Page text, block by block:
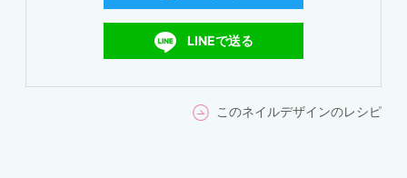
LINEで送る
このネイルデザインのレシピ